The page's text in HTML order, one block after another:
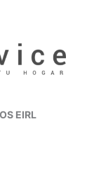
EIRL